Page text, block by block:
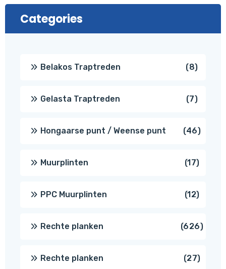
Categories
Belakos Traptreden 88
Gelasta Traptreden 77
Hongaarse punt / Weense punt 4646
Muurplinten 1717
PPC Muurplinten 1212
Rechte planken 626626
Rechte planken 2727